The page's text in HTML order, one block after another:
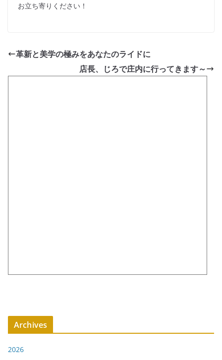
お立ち寄りください！
革新と美学の極みをあなたのライドに
店長、じろで庄内に行ってきます～
Archives
2026